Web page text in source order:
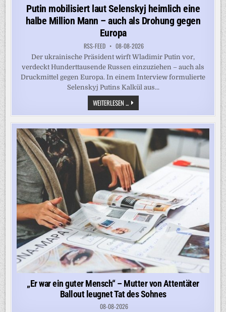
in
Putin mobilisiert laut Selenskyj heimlich eine
halbe Million Mann – auch als Drohung gegen
Europa
RSS-FEED 08-08-2026
Der ukrainische Präsident wirft Wladimir Putin vor,
verdeckt Hunderttausende Russen einzuziehen – auch als
Druckmittel gegen Europa. In einem Interview formulierte
Selenskyj Putins Kalkül aus...
WEITERLESEN ...PUTIN
MOBILISIERT
LAUT
SELENSKYJ
HEIMLICH
EINE
HALBE
MILLION
MANN
–
AUCH
ALS
DROHUNG
GEGEN
EUROPA
„Er war ein guter Mensch“ – Mutter von Attentäter
Ballout leugnet Tat des Sohnes
08-08-2026